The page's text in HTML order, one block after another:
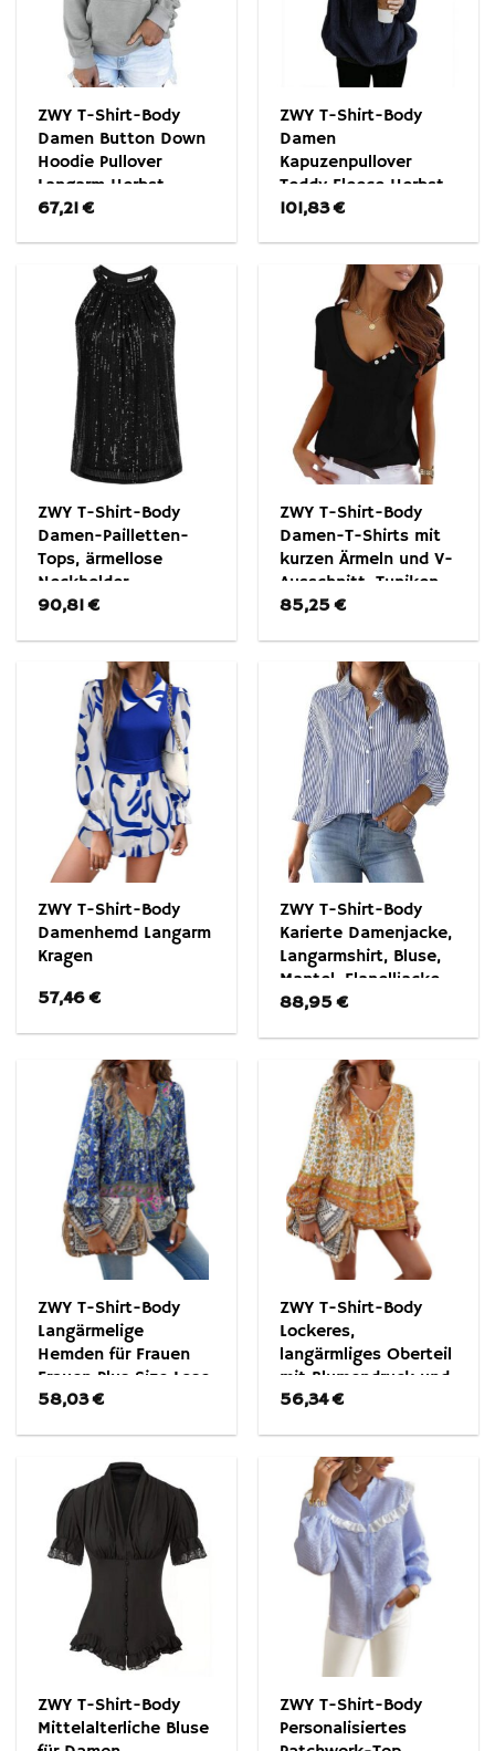
ZWY T-Shirt-Body
Damen Button Down
Hoodie Pullover
Langarm Herbst
Winter Sweatshirt
67,21€
ZWY T-Shirt-Body
Damen
Kapuzenpullover
Teddy Fleece Herbst
Winter Lässiges
101,83€
ZWY T-Shirt-Body
Damen-Pailletten-
Tops, ärmellose
Neckholder-
Camisole-Tops
90,81€
ZWY T-Shirt-Body
Damen-T-Shirts mit
kurzen Ärmeln und V-
Ausschnitt, Tuniken
85,25€
ZWY T-Shirt-Body
Damenhemd Langarm
Kragen
57,46€
ZWY T-Shirt-Body
Karierte Damenjacke,
Langarmshirt, Bluse,
Mantel, Flanelljacke
88,95€
ZWY T-Shirt-Body
Langärmelige
Hemden für Frauen
Frauen Plus Size Lose
Oberteile
58,03€
ZWY T-Shirt-Body
Lockeres,
langärmliges Oberteil
mit Blumendruck und
V-Ausschnitt
56,34€
ZWY T-Shirt-Body
Mittelalterliche Bluse
ZWY T-Shirt-Body
Personalisiertes